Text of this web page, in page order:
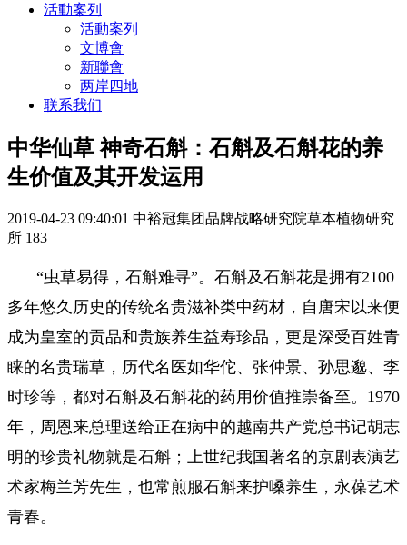
活動案列
活動案列
文博會
新聯會
两岸四地
联系我们
中华仙草 神奇石斛：石斛及石斛花的养
生价值及其开发运用
2019-04-23 09:40:01 中裕冠集团品牌战略研究院草本植物研究
所 183
“虫草易得，石斛难寻”。石斛及石斛花是拥有2100
多年悠久历史的传统名贵滋补类中药材，自唐宋以来便
成为皇室的贡品和贵族养生益寿珍品，更是深受百姓青
睐的名贵瑞草，历代名医如华佗、张仲景、孙思邈、李
时珍等，都对石斛及石斛花的药用价值推崇备至。1970
年，周恩来总理送给正在病中的越南共产党总书记胡志
明的珍贵礼物就是石斛；上世纪我国著名的京剧表演艺
术家梅兰芳先生，也常煎服石斛来护嗓养生，永葆艺术
青春。